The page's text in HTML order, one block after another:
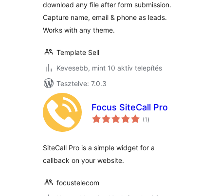
download any file after form submission.
Capture name, email & phone as leads.
Works with any theme.
Template Sell
Kevesebb, mint 10 aktív telepítés
Tesztelve: 7.0.3
Focus SiteCall Pro
(1 értékelés
összesen
)
SiteCall Pro is a simple widget for a
callback on your website.
focustelecom